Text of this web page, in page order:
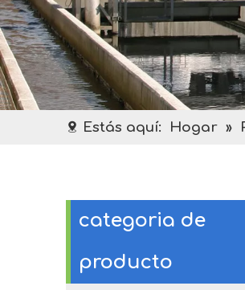
Estás aquí: Hogar »
categoria de
producto